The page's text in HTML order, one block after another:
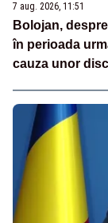
7 aug. 2026, 11:51
Bolojan,
în perioada
cauza unor